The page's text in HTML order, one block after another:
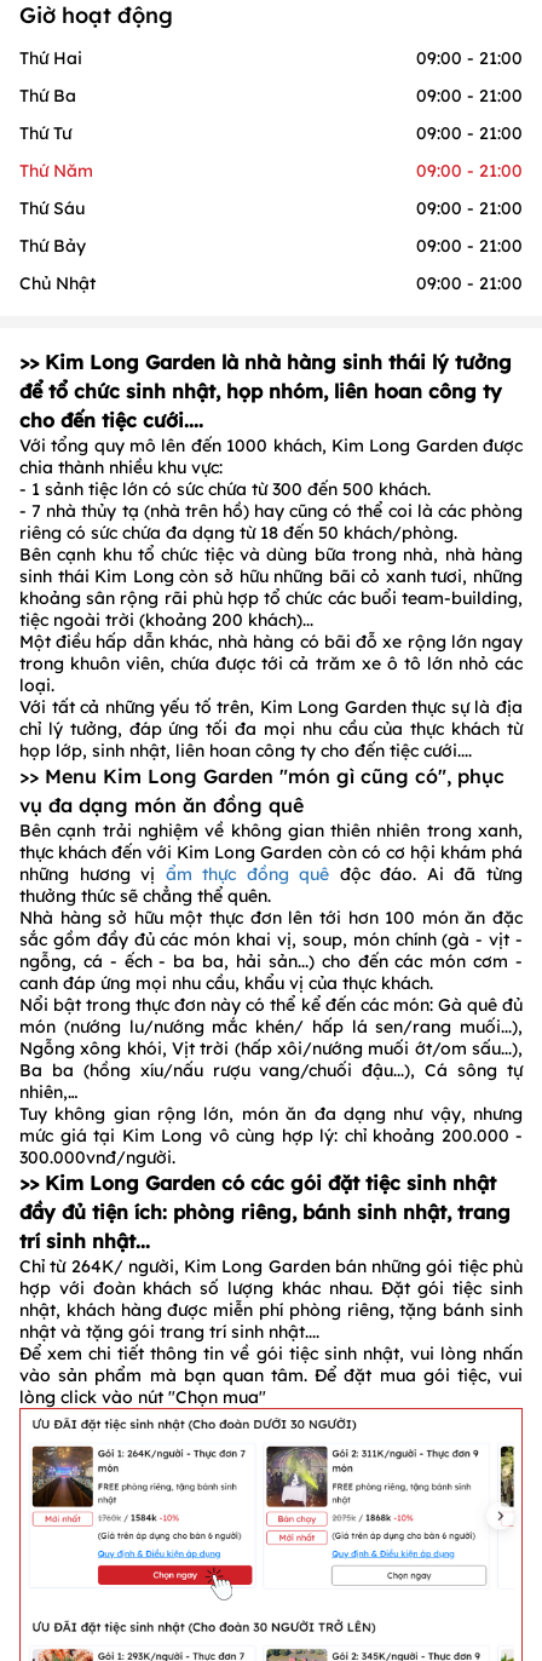
Giờ hoạt động
Thứ Hai
09:00 - 21:00
Thứ Ba
09:00 - 21:00
Thứ Tư
09:00 - 21:00
Thứ Năm
09:00 - 21:00
Thứ Sáu
09:00 - 21:00
Thứ Bảy
09:00 - 21:00
Chủ Nhật
09:00 - 21:00
>> Kim Long Garden là nhà hàng sinh thái lý tưởng
để tổ chức sinh nhật, họp nhóm, liên hoan công ty
cho đến tiệc cưới....
Với tổng quy mô lên đến 1000 khách, Kim Long Garden được
chia thành nhiều khu vực:
- 1 sảnh tiệc lớn có sức chứa từ 300 đến 500 khách.
- 7 nhà thủy tạ (nhà trên hồ) hay cũng có thể coi là các phòng
riêng có sức chứa đa dạng từ 18 đến 50 khách/phòng.
Bên cạnh khu tổ chức tiệc và dùng bữa trong nhà, nhà hàng
sinh thái Kim Long còn sở hữu những bãi cỏ xanh tươi, những
khoảng sân rộng rãi phù hợp tổ chức các buổi team-building,
tiệc ngoài trời (khoảng 200 khách)...
Một điều hấp dẫn khác, nhà hàng có bãi đỗ xe rộng lớn ngay
trong khuôn viên, chứa được tới cả trăm xe ô tô lớn nhỏ các
loại.
Với tất cả những yếu tố trên, Kim Long Garden thực sự là địa
chỉ lý tưởng, đáp ứng tối đa mọi nhu cầu của thực khách từ
họp lớp, sinh nhật, liên hoan công ty cho đến tiệc cưới....
>> Menu Kim Long Garden "món gì cũng có", phục
vụ đa dạng món ăn đồng quê
Bên cạnh trải nghiệm về không gian thiên nhiên trong xanh,
thực khách đến với Kim Long Garden còn có cơ hội khám phá
những hương vị ẩm thực đồng quê độc đáo. Ai đã từng
thưởng thức sẽ chẳng thể quên.
Nhà hàng sở hữu một thực đơn lên tới hơn 100 món ăn đặc
sắc gồm đầy đủ các món khai vị, soup, món chính (gà - vịt -
ngỗng, cá - ếch - ba ba, hải sản...) cho đến các món cơm -
canh đáp ứng mọi nhu cầu, khẩu vị của thực khách.
Nổi bật trong thực đơn này có thể kể đến các món: Gà quê đủ
món (nướng lu/nướng mắc khén/ hấp lá sen/rang muối...),
Ngỗng xông khói, Vịt trời (hấp xôi/nướng muối ớt/om sấu...),
Ba ba (hồng xíu/nấu rượu vang/chuối đậu...), Cá sông tự
nhiên,…
Tuy không gian rộng lớn, món ăn đa dạng như vậy, nhưng
mức giá tại Kim Long vô cùng hợp lý: chỉ khoảng 200.000 -
300.000vnđ/người.
>> Kim Long Garden có các gói đặt tiệc sinh nhật
đầy đủ tiện ích: phòng riêng, bánh sinh nhật, trang
trí sinh nhật...
Chỉ từ 264K/ người, Kim Long Garden bán những gói tiệc phù
hợp với đoàn khách số lượng khác nhau. Đặt gói tiệc sinh
nhật, khách hàng được miễn phí phòng riêng, tặng bánh sinh
nhật và tặng gói trang trí sinh nhật....
Để xem chi tiết thông tin về gói tiệc sinh nhật, vui lòng nhấn
vào sản phẩm mà bạn quan tâm. Để đặt mua gói tiệc, vui
lòng click vào nút "Chọn mua"